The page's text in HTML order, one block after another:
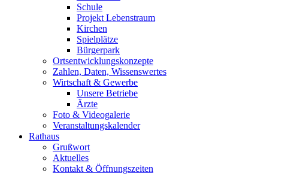
Schule
Projekt Lebenstraum
Kirchen
Spielplätze
Bürgerpark
Ortsentwicklungskonzepte
Zahlen, Daten, Wissenswertes
Wirtschaft & Gewerbe
Unsere Betriebe
Ärzte
Foto & Videogalerie
Veranstaltungskalender
Rathaus
Grußwort
Aktuelles
Kontakt & Öffnungszeiten